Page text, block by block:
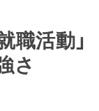
職活動」
さ